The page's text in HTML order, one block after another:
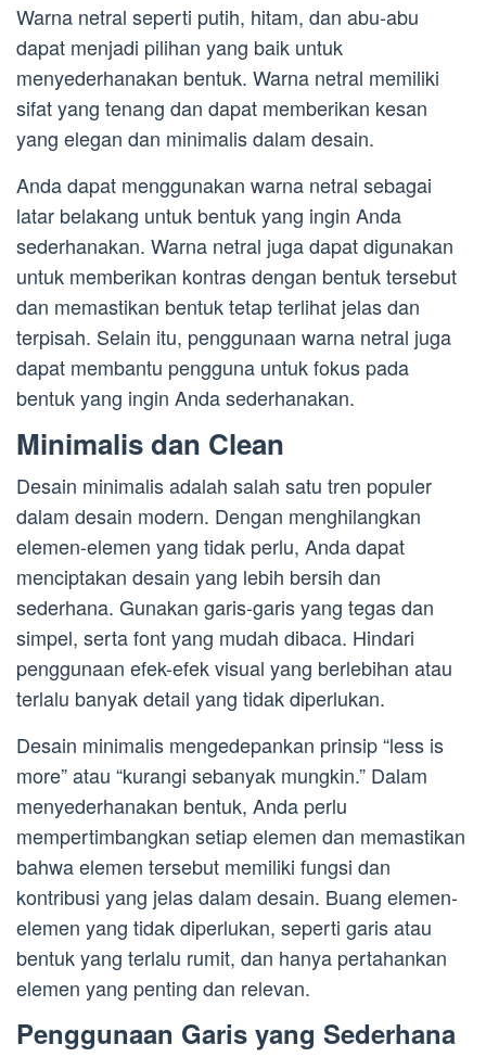
Warna netral seperti putih, hitam, dan abu-abu
dapat menjadi pilihan yang baik untuk
menyederhanakan bentuk. Warna netral memiliki
sifat yang tenang dan dapat memberikan kesan
yang elegan dan minimalis dalam desain.
Anda dapat menggunakan warna netral sebagai
latar belakang untuk bentuk yang ingin Anda
sederhanakan. Warna netral juga dapat digunakan
untuk memberikan kontras dengan bentuk tersebut
dan memastikan bentuk tetap terlihat jelas dan
terpisah. Selain itu, penggunaan warna netral juga
dapat membantu pengguna untuk fokus pada
bentuk yang ingin Anda sederhanakan.
Minimalis dan Clean
Desain minimalis adalah salah satu tren populer
dalam desain modern. Dengan menghilangkan
elemen-elemen yang tidak perlu, Anda dapat
menciptakan desain yang lebih bersih dan
sederhana. Gunakan garis-garis yang tegas dan
simpel, serta font yang mudah dibaca. Hindari
penggunaan efek-efek visual yang berlebihan atau
terlalu banyak detail yang tidak diperlukan.
Desain minimalis mengedepankan prinsip “less is
more” atau “kurangi sebanyak mungkin.” Dalam
menyederhanakan bentuk, Anda perlu
mempertimbangkan setiap elemen dan memastikan
bahwa elemen tersebut memiliki fungsi dan
kontribusi yang jelas dalam desain. Buang elemen-
elemen yang tidak diperlukan, seperti garis atau
bentuk yang terlalu rumit, dan hanya pertahankan
elemen yang penting dan relevan.
Penggunaan Garis yang Sederhana